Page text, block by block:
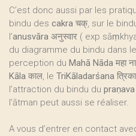
C’est donc aussi par les
bindu des cakra चक्, sur le
l’anusvāra अनुस्वार ( exp
du diagramme du bindu dans
perception du Mahā Nāda महा
Kāla काल, le TriKāladarśana
l’attraction du bindu du praṇava
l’ātman peut aussi se réaliser.
A vous d’entrer en contact